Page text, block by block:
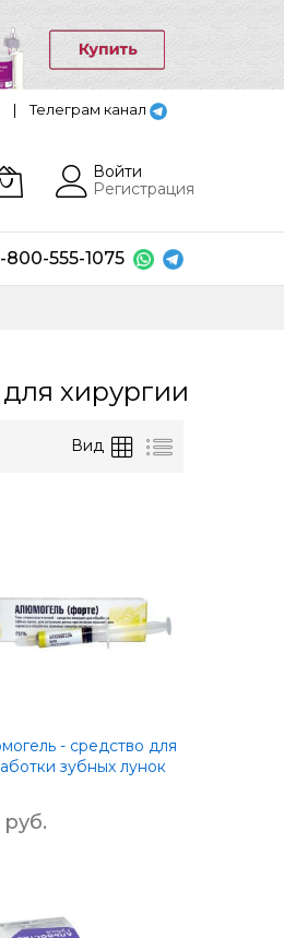
|Телеграм канал
Войти
Регистрация
800-555-1075
хирургии
Вид СеткаСписок
- средство для
зубных лунок
руб.